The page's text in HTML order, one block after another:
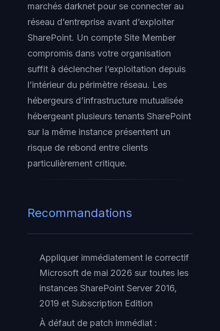
marchés darknet pour se connecter au
réseau d’entreprise avant d’exploiter
SharePoint. Un compte Site Member
compromis dans votre organisation
suffit à déclencher l’exploitation depuis
l’intérieur du périmètre réseau. Les
hébergeurs d’infrastructure mutualisée
hébergeant plusieurs tenants SharePoint
sur la même instance présentent un
risque de rebond entre clients
particulièrement critique.
Recommandations
Appliquer immédiatement le correctif
Microsoft de mai 2026 sur toutes les
instances SharePoint Server 2016,
2019 et Subscription Edition
À défaut de patch immédiat :